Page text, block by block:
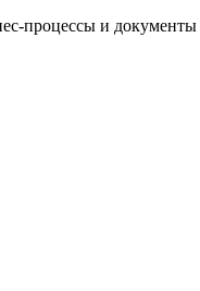
процессы и документы